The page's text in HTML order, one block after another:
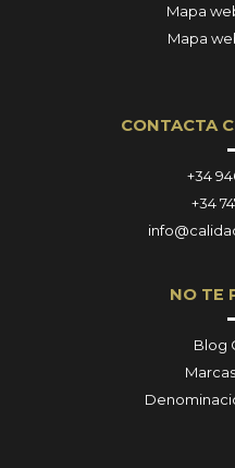
Mapa
Mapa
CONTACTA
+34
+34
NO TE
Blog